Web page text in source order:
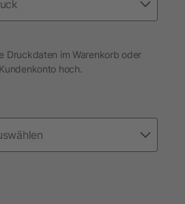
Druckdaten im Warenkorb oder
hoch.